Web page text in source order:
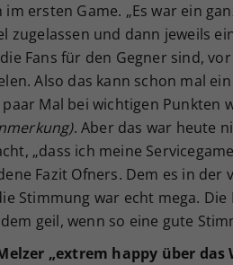
ersten Game. „Es war ein
zugelassen und dann jeweils
Fans für den Gegner sind,
Also das kann schon mal
Mal bei wichtigen Punkten
. Aber das war heute
„dass ich meine
Fazit Ofners. Dem es in der
Stimmung war echt mega.
geil, wenn so eine gute
„extrem happy über das